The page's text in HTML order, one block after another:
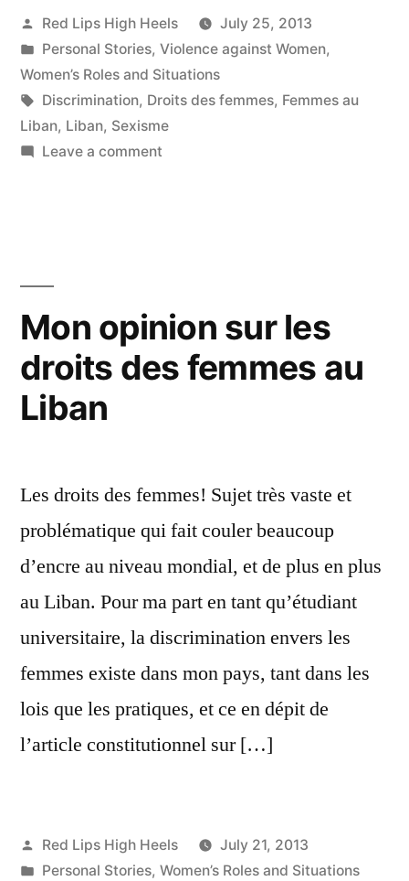
Posted
by
Red Lips High Heels
July 25, 2013
Posted
in
Personal Stories, Violence against Women,
Women’s Roles and Situations
Tags:
Discrimination, Droits des femmes, Femmes au
Liban, Liban, Sexisme
Leave a commenton
d'évoluer!
Mon opinion sur les
droits des femmes au
Liban
Les droits des femmes! Sujet très vaste et
problématique qui fait couler beaucoup
d’encre au niveau mondial, et de plus en plus
au Liban. Pour ma part en tant qu’étudiant
universitaire, la discrimination envers les
femmes existe dans mon pays, tant dans les
lois que les pratiques, et ce en dépit de
l’article constitutionnel sur […]
Posted
by
Red Lips High Heels
July 21, 2013
Posted
Personal Stories, Women’s Roles and Situations